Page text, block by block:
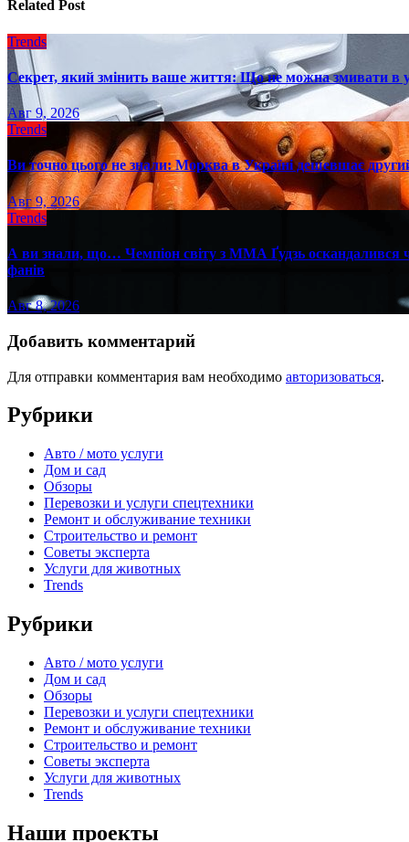
записям
Related Post
Trends
Секрет, який змінить ваше життя: Що не можна змивати в
Авг 9, 2026
Trends
Ви точно цього не знали: Морква в Україні дешевшає
Авг 9, 2026
Trends
А ви знали, що… Чемпіон світу з ММА Ґудзь оскандалився
фанів
Авг 8, 2026
Добавить комментарий
Для отправки комментария вам необходимо авторизоваться.
Рубрики
Авто / мото услуги
Дом и сад
Обзоры
Перевозки и услуги спецтехники
Ремонт и обслуживание техники
Строительство и ремонт
Советы эксперта
Услуги для животных
Trends
Рубрики
Авто / мото услуги
Дом и сад
Обзоры
Перевозки и услуги спецтехники
Ремонт и обслуживание техники
Строительство и ремонт
Советы эксперта
Услуги для животных
Trends
Наши проекты